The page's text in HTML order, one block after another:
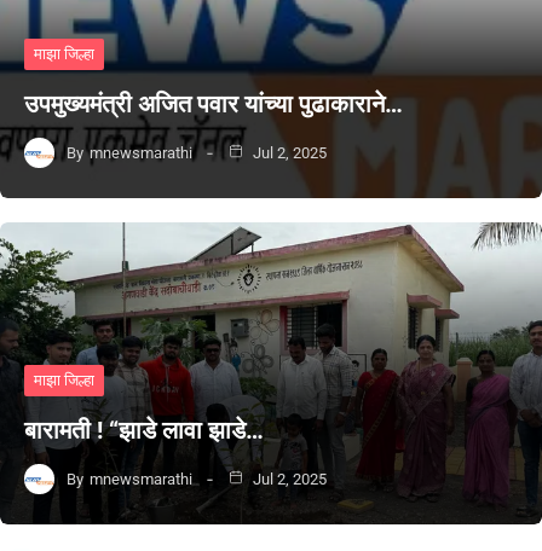
माझा जिल्हा
उपमुख्यमंत्री अजित पवार यांच्या पुढाकाराने…
By mnewsmarathi Jul 2, 2025
माझा जिल्हा
बारामती ! “झाडे लावा झाडे…
By mnewsmarathi Jul 2, 2025